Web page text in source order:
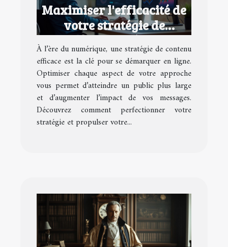
Maximiser l'efficacité de
votre stratégie de
contenu numérique
À l’ère du numérique, une stratégie de contenu
efficace est la clé pour se démarquer en ligne.
Optimiser chaque aspect de votre approche
vous permet d’atteindre un public plus large
et d’augmenter l’impact de vos messages.
Découvrez comment perfectionner votre
stratégie et propulser votre...